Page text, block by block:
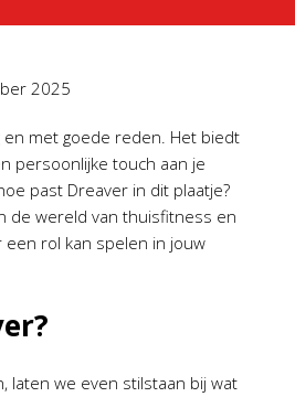
2025
met goede reden. Het biedt
persoonlijke touch aan je
past Dreaver in dit plaatje?
de wereld van thuisfitness en
rol kan spelen in jouw
laten we even stilstaan bij wat